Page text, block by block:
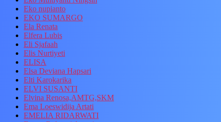
Eko nupianto
EKO SUMARGO
Ela Renata
Elfera Lubis
Eli Sjafaah
Elis Nurtiyeti
ELISA
Elsa Deviana Hapsari
Elti Karokarika
ELVI SUSANTI
Elvina Renosa,AMTG,SKM
Ema Loeswidija Artati
EMELIA RIDARWATI